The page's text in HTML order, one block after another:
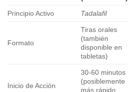
Principio Activo Tadalafil
Formato
Tiras orales
(también
disponible en
tabletas)
Inicio de Acción
30-60 minutos
(posiblemente
más rápido